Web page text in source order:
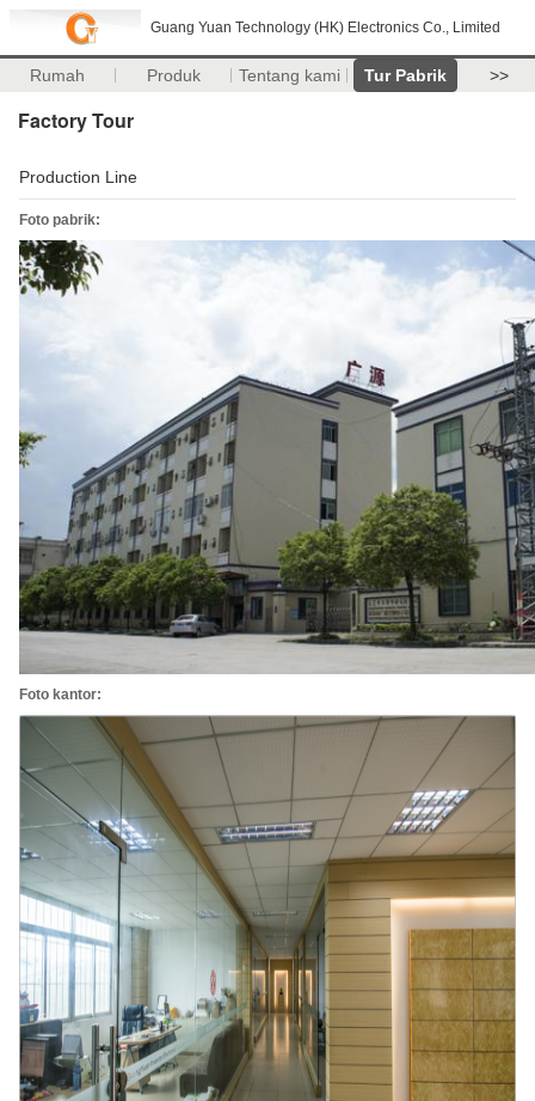
Guang Yuan Technology (HK) Electronics Co., Limited
Rumah Produk Tentang kami Tur Pabrik >>
Factory Tour
Production Line
Foto pabrik:
Foto kantor: